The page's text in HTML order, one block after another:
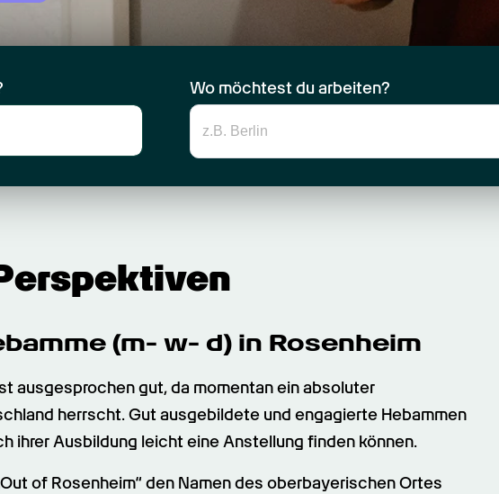
Wo möchtest du arbeiten?
(m- w- d) in Rosenheim
ausgesprochen gut, da momentan ein absoluter
herrscht. Gut ausgebildete und engagierte Hebammen
ihrer Ausbildung leicht eine Anstellung finden können.
of Rosenheim“ den Namen des oberbayerischen Ortes